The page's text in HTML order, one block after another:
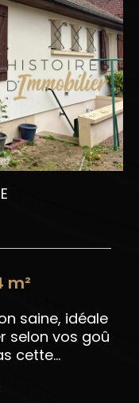
m²
saine, idéale
selon vos goû
cette...